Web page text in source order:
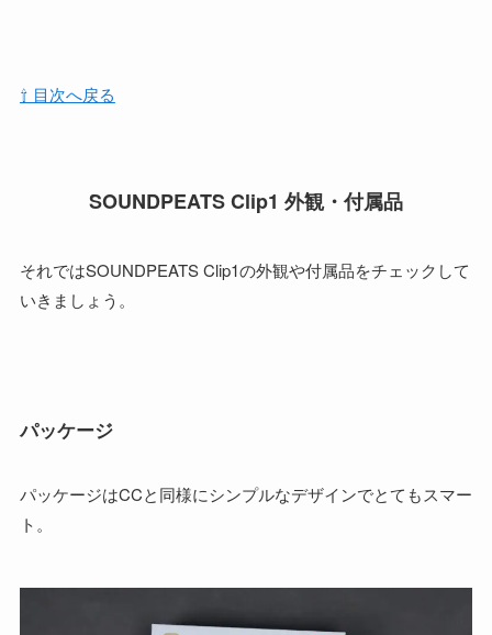
⇧ 目次へ戻る
SOUNDPEATS Clip1 外観・付属品
それではSOUNDPEATS Clip1の外観や付属品をチェックして
いきましょう。
パッケージ
パッケージはCCと同様にシンプルなデザインでとてもスマー
ト。